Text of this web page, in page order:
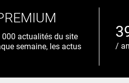
actualités du site
semaine, les actus
/ an